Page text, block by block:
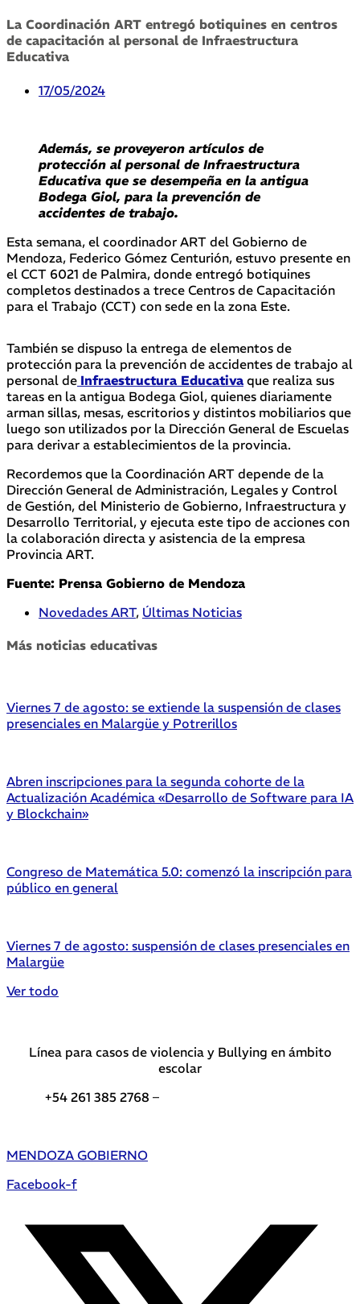
La Coordinación ART entregó botiquines en centros
de capacitación al personal de Infraestructura
Educativa
17/05/2024
Además, se proveyeron artículos de
protección al personal de Infraestructura
Educativa que se desempeña en la antigua
Bodega Giol, para la prevención de
accidentes de trabajo.
Esta semana, el coordinador ART del Gobierno de
Mendoza, Federico Gómez Centurión, estuvo presente en
el CCT 6021 de Palmira, donde entregó botiquines
completos destinados a trece Centros de Capacitación
para el Trabajo (CCT) con sede en la zona Este.
También se dispuso la entrega de elementos de
protección para la prevención de accidentes de trabajo al
personal de Infraestructura Educativa que realiza sus
tareas en la antigua Bodega Giol, quienes diariamente
arman sillas, mesas, escritorios y distintos mobiliarios que
luego son utilizados por la Dirección General de Escuelas
para derivar a establecimientos de la provincia.
Recordemos que la Coordinación ART depende de la
Dirección General de Administración, Legales y Control
de Gestión, del Ministerio de Gobierno, Infraestructura y
Desarrollo Territorial, y ejecuta este tipo de acciones con
la colaboración directa y asistencia de la empresa
Provincia ART.
Fuente: Prensa Gobierno de Mendoza
Novedades ART, Últimas Noticias
Más noticias educativas
Viernes 7 de agosto: se extiende la suspensión de clases
presenciales en Malargüe y Potrerillos
Abren inscripciones para la segunda cohorte de la
Actualización Académica «Desarrollo de Software para IA
y Blockchain»
Congreso de Matemática 5.0: comenzó la inscripción para
público en general
Viernes 7 de agosto: suspensión de clases presenciales en
Malargüe
Ver todo
Línea para casos de violencia y Bullying en ámbito
escolar
+54 261 385 2768 –
MENDOZA GOBIERNO
Facebook-f